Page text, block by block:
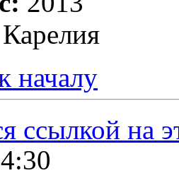
Карелия
началу